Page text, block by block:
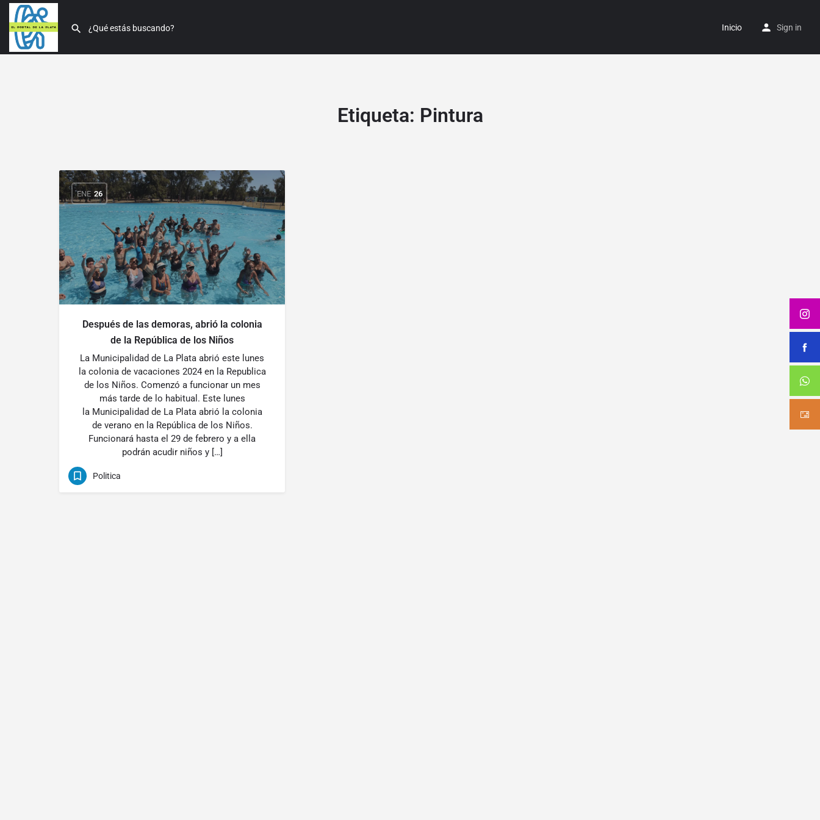
Inicio Sign in
Etiqueta: Pintura
ENE 26
Después de las demoras, abrió la colonia
de la República de los Niños
La Municipalidad de La Plata abrió este lunes
la colonia de vacaciones 2024 en la Republica
de los Niños. Comenzó a funcionar un mes
más tarde de lo habitual. Este lunes
la Municipalidad de La Plata abrió la colonia
de verano en la República de los Niños.
Funcionará hasta el 29 de febrero y a ella
podrán acudir niños y […]
Politica